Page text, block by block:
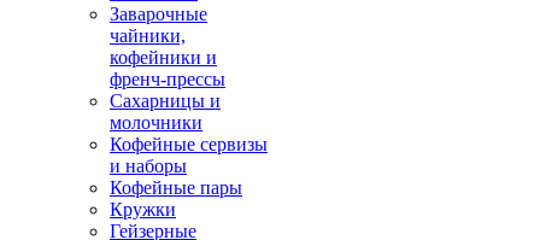
Заварочные
чайники,
кофейники и
френч-прессы
Сахарницы и
молочники
Кофейные сервизы
и наборы
Кофейные пары
Кружки
Гейзерные